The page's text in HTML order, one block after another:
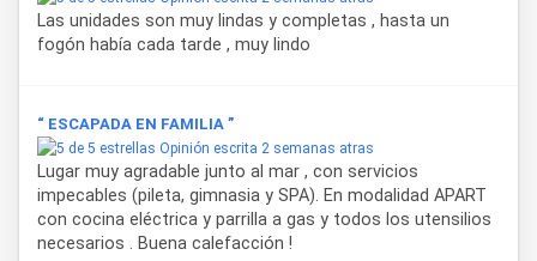
El complejo dispone de aire acondicionado y calefacción,
servicio de playa, caja fuerte, juegos para niños, playroom,
servicio de mucama. Se admiten mascotas.
ElHealth Club & Spa es un centro especializado en el
cuidado personal, donde el visitante accede a programas
terapéuticos aplicados por expertos, en un espacio que
incluye sauna húmedo, sauna seco, ducha escocesa,
Las unidades son muy lindas y completas , hasta un
fogón había cada tarde , muy lindo
“ ESCAPADA EN FAMILIA ”
Opinión escrita 2 semanas atras
Lugar muy agradable junto al mar , con servicios
impecables (pileta, gimnasia y SPA). En modalidad APART
con cocina eléctrica y parrilla a gas y todos los utensilios
necesarios . Buena calefacción !